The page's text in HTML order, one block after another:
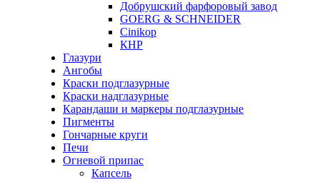
Добрушский фарфоровый завод
GOERG & SCHNEIDER
Cinikop
КНР
Глазури
Ангобы
Краски подглазурные
Краски надглазурные
Карандаши и маркеры подглазурные
Пигменты
Гончарные круги
Печи
Огневой припас
Капсель